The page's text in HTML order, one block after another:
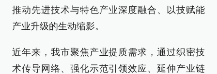
推动先进技术与特色产业深度融合、以技赋能
产业升级的生动缩影。
近年来，我市聚焦产业提质需求，通过织密技
术传导网络、强化示范引领效应、延伸产业链